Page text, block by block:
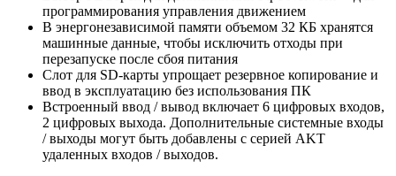
программирования управления движением
В энергонезависимой памяти объемом 32 КБ хранятся
машинные данные, чтобы исключить отходы при
перезапуске после сбоя питания
Слот для SD-карты упрощает резервное копирование и
ввод в эксплуатацию без использования ПК
Встроенный ввод / вывод включает 6 цифровых входов,
2 цифровых выхода. Дополнительные системные входы
/ выходы могут быть добавлены с серией AKT
удаленных входов / выходов.